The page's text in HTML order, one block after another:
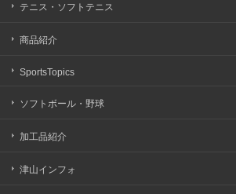
テニス・ソフトテニス
商品紹介
SportsTopics
ソフトボール・野球
加工品紹介
津山インフォ